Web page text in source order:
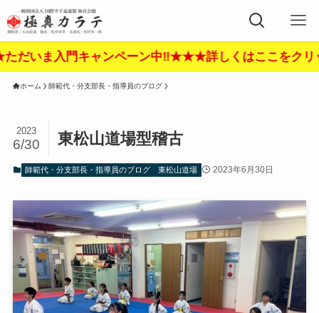
ペーン中‼︎★★★詳しくはここをクリック‼︎★★★
ホーム 師範代・分支部長・指導員のブログ
東松山道場型稽古
2023
6/30
師範代・分支部長・指導員のブログ 東松山道場 2023年6月30日